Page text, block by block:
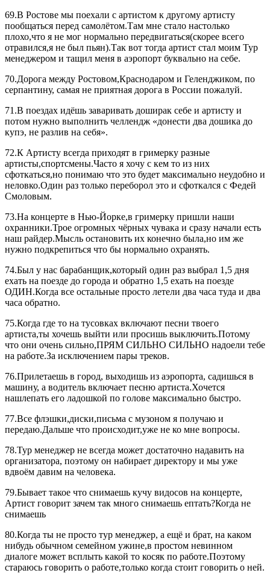
69.В Ростове мы поехали с артистом к другому артисту
пообщаться перед самолётом.Там мне стало настолько
плохо,что я не мог нормально передвигаться(скорее всего
отравился,я не был пьян).Так вот тогда артист стал моим Тур
менеджером и тащил меня в аэропорт буквально на себе.
70.Дорога между Ростовом,Краснодаром и Геленджиком, по
серпантину, самая не приятная дорога в России пожалуй.
71.В поездах идёшь заваривать доширак себе и артисту и
потом нужно выполнить челлендж «донести два дошика до
купэ, не разлив на себя».
72.К Артисту всегда приходят в гримерку разные
артисты,спортсмены.Часто я хочу с кем то из них
сфоткаться,но понимаю что это будет максимально неудобно и
неловко.Один раз только переборол это и сфоткался с Федей
Смоловым.
73.На концерте в Нью-Йорке,в гримерку пришли наши
охранники.Трое огромных чёрных чувака и сразу начали есть
наш райдер.Мысль остановить их конечно была,но им же
нужно подкрепиться что бы нормально охранять.
74.Был у нас барабанщик,который один раз выбрал 1,5 дня
ехать на поезде до города и обратно 1,5 ехать на поезде
ОДИН.Когда все остальные просто летели два часа туда и два
часа обратно.
75.Когда где то на тусовках включают песни твоего
артиста,ты хочешь выйти или просишь выключить.Потому
что они очень сильно,ПРЯМ СИЛЬНО СИЛЬНО надоели тебе
на работе.За исключением пары треков.
76.Прилетаешь в город, выходишь из аэропорта, садишься в
машину, а водитель включает песню артиста.Хочется
нашлепать его ладошкой по голове максимально быстро.
77.Все флэшки,диски,письма с музоном я получаю и
передаю.Дальше что происходит,уже не ко мне вопросы.
78.Тур менеджер не всегда может достаточно надавить на
организатора, поэтому он набирает директору и мы уже
вдвоём давим на человека.
79.Бывает такое что снимаешь кучу видосов на концерте,
Артист говорит зачем так много снимаешь ептать?Когда не
снимаешь
80.Когда ты не просто тур менеджер, а ещё и брат, на каком
нибудь обычном семейном ужине,в простом невинном
диалоге может всплыть какой то косяк по работе.Поэтому
стараюсь говорить о работе,только когда стоит говорить о ней.